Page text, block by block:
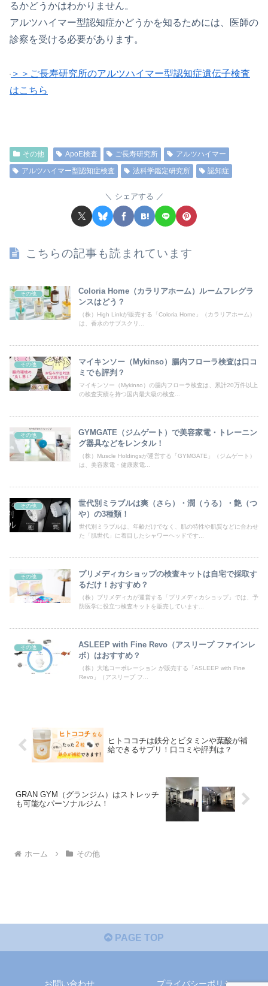
るかどうかはわかりません。
アルツハイマー型認知症かどうかを知るためには、医師の
診察を受ける必要があります。
＞＞ご長寿研究所のアルツハイマー型認知症遺伝子検査
はこちら
その他 ApoE検査 ご長寿研究所
アルツハイマー
アルツハイマー型認知症検査
法科学鑑定研究所 認知症
シェアする
こちらの記事も読まれています
その他
Coloria Home（カラリアホーム）ルームフレグラ
ンスはどう？
（株）High Linkが販売する「Coloria Home」（カラリアホーム）
は、香水のサブスクリ...
その他
マイキンソー（Mykinso）腸内フローラ検査は口コ
ミでも評判？
マイキンソー（Mykinso）の腸内フローラ検査は、累計20万件以上
の検査実績を持つ国内最大級の検査...
その他
GYMGATE（ジムゲート）で美容家電・トレーニン
グ器具などをレンタル！
（株）Muscle Holdingsが運営する「GYMGATE」（ジムゲート）
は、美容家電・健康家電...
その他
世代別ミラブルは爽（さら）・潤（うる）・艶（つ
や）の3種類！
世代別ミラブルは、年齢だけでなく、肌の特性や肌質などに合わせ
た「肌世代」に着目したシャワーヘッドです...
その他
プリメディカショップの検査キットは自宅で採取す
るだけ！おすすめ？
（株）プリメディカが運営する「プリメディカショップ」では、予
防医学に役立つ検査キットを販売しています...
その他
ASLEEP with Fine Revo（アスリープ ファインレ
ボ）はおすすめ？
（株）大地コーポレーション が販売する「ASLEEP with Fine
Revo」（アスリープ フ...
ヒトココチは鉄分とビタミンや葉酸が補
給できるサプリ！口コミや評判は？
GRAN GYM（グランジム）はストレッチ
も可能なパーソナルジム！
ホーム その他
PAGE TOP
お問い合わせ プライバシーポリシー